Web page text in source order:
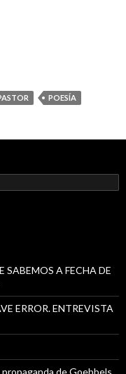
POESÍA
SABEMOS A FECHA DE
ERROR. ENTREVISTA